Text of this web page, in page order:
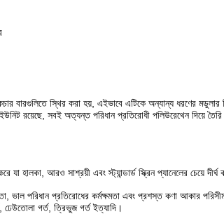
বারগুলিতে স্থির করা হয়, এইভাবে এটিকে অন্যান্য ধরণের
রয়েছে, সবই অত্যন্ত পরিধান প্রতিরোধী পলিউরেথেন দিয়ে
হালকা, আরও সাশ্রয়ী এবং স্ট্যান্ডার্ড স্ক্রিন প্যানেলের চেয়ে
ভাল পরিধান প্রতিরোধের কর্মক্ষমতা এবং প্রশস্ত কণা আকার
ঢেউতোলা গর্ত, ত্রিভুজ গর্ত ইত্যাদি।